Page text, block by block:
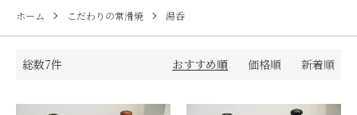
ホーム こだわりの常滑焼 湯呑
総数7件 おすすめ順 価格順 新着順